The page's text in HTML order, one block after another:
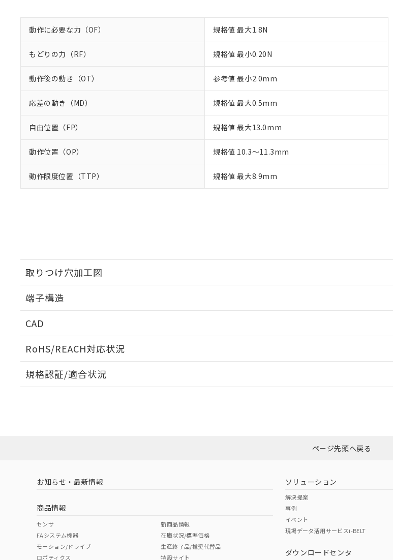
動作に必要な力（OF） 規格値 最大1.8N
もどりの力（RF） 規格値 最小0.20N
動作後の動き（OT） 参考値 最小2.0mm
応差の動き（MD） 規格値 最大0.5mm
自由位置（FP） 規格値 最大13.0mm
動作位置（OP） 規格値 10.3～11.3mm
動作限度位置（TTP） 規格値 最大8.9mm
取りつけ穴加工図
端子構造
CAD
RoHS/REACH対応状況
EU RoHS 注意事項・凡例
ダウンロードはこちら
中国 RoHS 注意事項・凡例
中国 RoHS表
Pb Hg Cr(VI)
規格認証/適合状況
また、RoHS指令のフタル酸エステル類４物質の対応では、対応完
混在することから備考欄に対応日を記載しておりました。
ページ先頭へ戻る
お知らせ・最新情報
商品情報
センサ
FAシステム機器
モーション/ドライブ
ロボティクス
新商品情報
在庫状況/標準価格
生産終了品/推奨代替品
特設サイト
ソリューション
解決提案
事例
イベント
現場データ活用サービスi-BELT
ダウンロードセンタ